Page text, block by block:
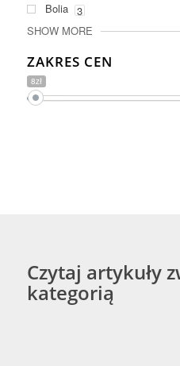
Bolia 3
SHOW MORE
ZAKRES CEN
8zł
Czytaj artykuły
kategorią